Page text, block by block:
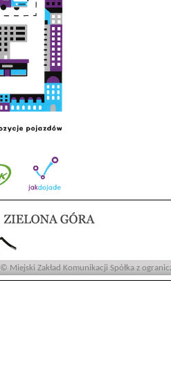
© Miejski Zakład Komunikacji Spółka z